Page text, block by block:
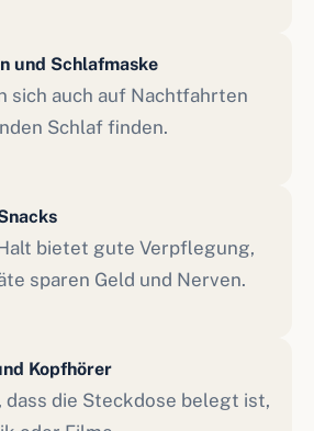
und Schlafmaske
sich auch auf Nachtfahrten
Schlaf finden.
bietet gute Verpflegung,
sparen Geld und Nerven.
Kopfhörer
dass die Steckdose belegt ist,